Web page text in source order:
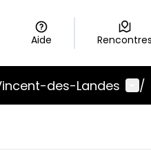
Aide Rencontres
des-Landes /